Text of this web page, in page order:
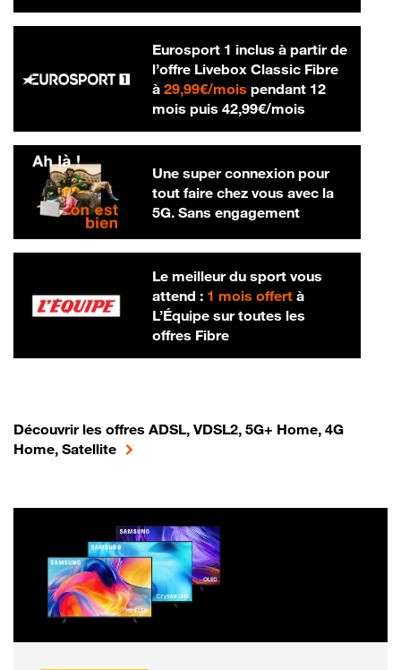
Eurosport 1 inclus à partir de
l’offre Livebox Classic Fibre
à 29,99€/mois29,99 € par mois
pendant 12
mois puis 42,99€/mois42,99 € par
Une super connexion pour
tout faire chez vous avec la
5G. Sans engagement
Le meilleur du sport vous
attend : 1 mois offertà
L’Équipe sur toutes les
offres Fibre
Découvrir les offres ADSL, VDSL2, 5G+ Home, 4G
Home, Satellite